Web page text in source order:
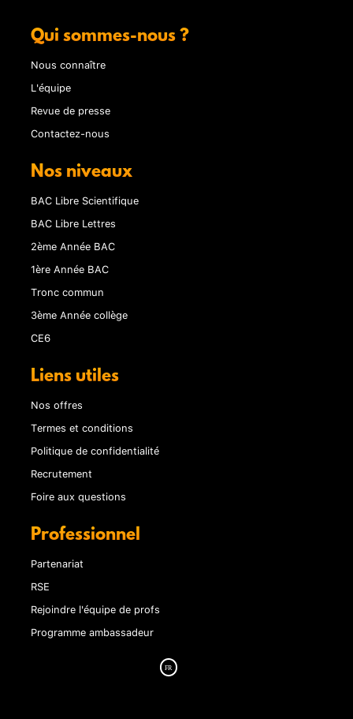
Qui sommes-nous ?
Nous connaître
L'équipe
Revue de presse
Contactez-nous
Nos niveaux
BAC Libre Scientifique
BAC Libre Lettres
2ème Année BAC
1ère Année BAC
Tronc commun
3ème Année collège
CE6
Liens utiles
Nos offres
Termes et conditions
Politique de confidentialité
Recrutement
Foire aux questions
Professionnel
Partenariat
RSE
Rejoindre l'équipe de profs
Programme ambassadeur